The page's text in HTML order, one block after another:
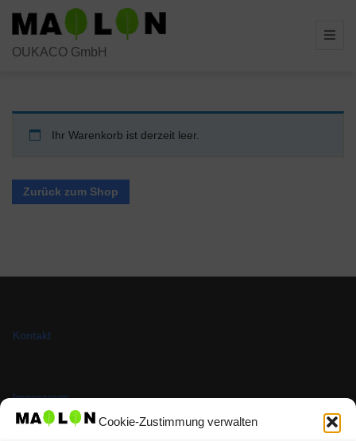
Cookie-Zustimmung verwalten
Skip
content
OUKACO GmbH
Ihr Warenkorb ist derzeit leer.
Zurück zum Shop
Kontakt
Impressum